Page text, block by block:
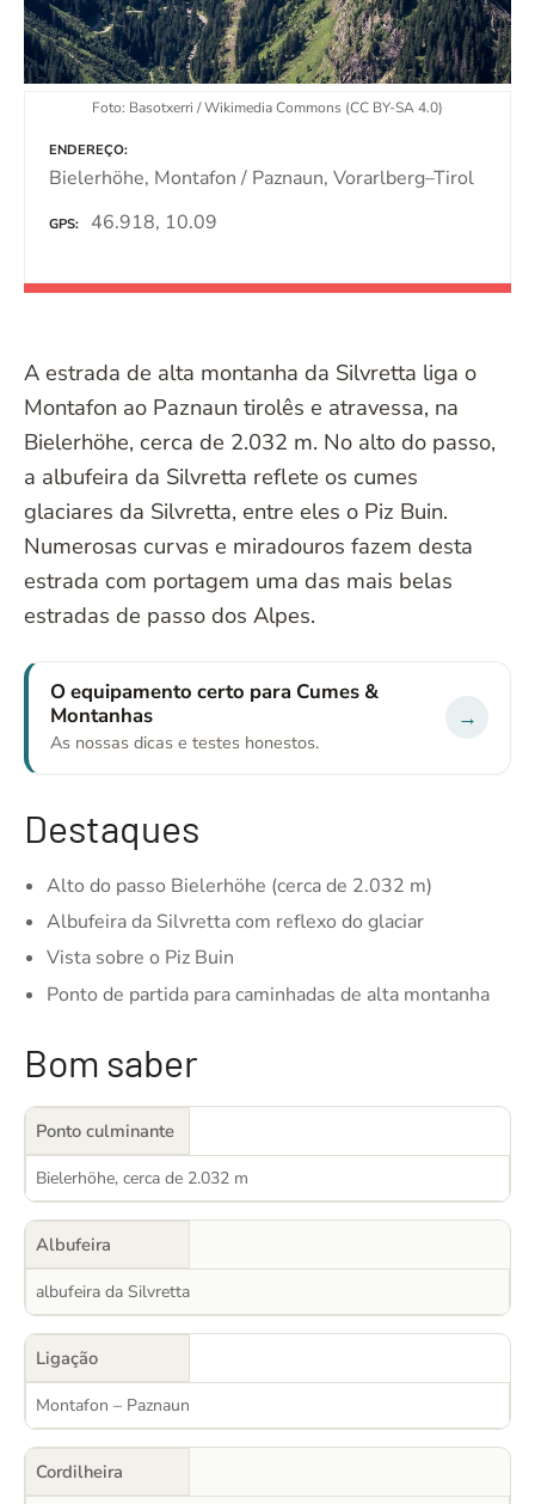
Foto: Basotxerri / Wikimedia Commons (CC BY-SA 4.0)
ENDEREÇO
Bielerhöhe, Montafon / Paznaun, Vorarlberg–Tirol
GPS 46.918, 10.09
A estrada de alta montanha da Silvretta liga o
Montafon ao Paznaun tirolês e atravessa, na
Bielerhöhe, cerca de 2.032 m. No alto do passo,
a albufeira da Silvretta reflete os cumes
glaciares da Silvretta, entre eles o Piz Buin.
Numerosas curvas e miradouros fazem desta
estrada com portagem uma das mais belas
estradas de passo dos Alpes.
O equipamento certo para Cumes &
Montanhas
As nossas dicas e testes honestos.
→
Destaques
Alto do passo Bielerhöhe (cerca de 2.032 m)
Albufeira da Silvretta com reflexo do glaciar
Vista sobre o Piz Buin
Ponto de partida para caminhadas de alta montanha
Bom saber
Ponto culminante
Bielerhöhe, cerca de 2.032 m
Albufeira
albufeira da Silvretta
Ligação
Montafon – Paznaun
Cordilheira